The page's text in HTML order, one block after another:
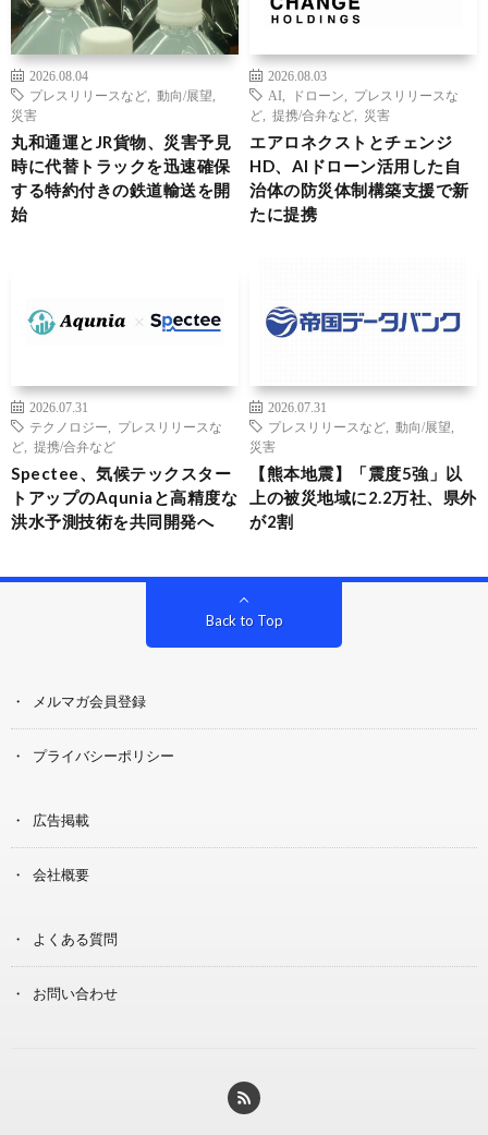
2026.08.04
プレスリリースなど
動向/展望
災害
丸和通運とJR貨物、災害予見
時に代替トラックを迅速確保
する特約付きの鉄道輸送を開
始
2026.08.03
AI
ドローン
プレスリリースな
ど
提携/合弁など 災害
エアロネクストとチェンジ
HD、AIドローン活用した自
治体の防災体制構築支援で新
たに提携
2026.07.31
テクノロジー
プレスリリースな
ど
提携/合弁など
Spectee、気候テックスター
トアップのAquniaと高精度な
洪水予測技術を共同開発へ
2026.07.31
プレスリリースなど
動向/展望
災害
【熊本地震】「震度5強」以
上の被災地域に2.2万社、県外
が2割
Back to Top
メルマガ会員登録
プライバシーポリシー
広告掲載
会社概要
よくある質問
お問い合わせ